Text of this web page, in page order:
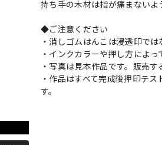
持ち手の木材は指が痛まないよ
◆ご注意ください
・消しゴムはんこは浸透印では
・インクカラーや押し方によ
・写真は見本作品です。販売
・作品はすべて完成後押印テ
す。